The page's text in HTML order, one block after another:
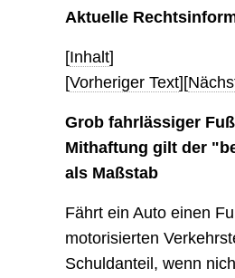
Aktuelle
[Inhalt]
[Vorheriger Text][
Grob fahrlässiger
Mithaftung gilt der
als Maßstab
Fährt ein Auto einen
motorisierten
Schuldanteil, wenn